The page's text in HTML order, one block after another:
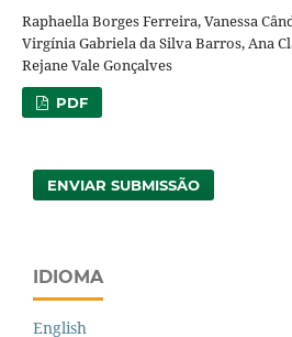
Raphaella Borges Ferreira, Vanessa
Virgínia Gabriela da Silva Barros, Ana
Rejane Vale Gonçalves
PDF
ENVIAR SUBMISSÃO
IDIOMA
English